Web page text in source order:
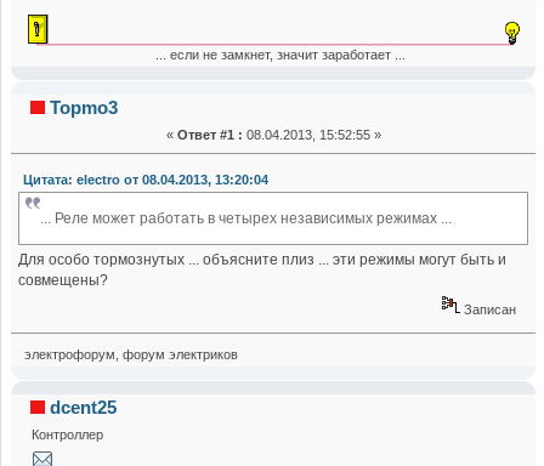
... если не замкнет, значит заработает ...
Topmo3
« Ответ #1 : 08.04.2013, 15:52:55 »
Цитата: electro от 08.04.2013, 13:20:04
... Реле может работать в четырех независимых режимах ...
Для особо тормознутых ... объясните плиз ... эти режимы могут быть и
совмещены?
Записан
электрофорум, форум электриков
dcent25
Контроллер